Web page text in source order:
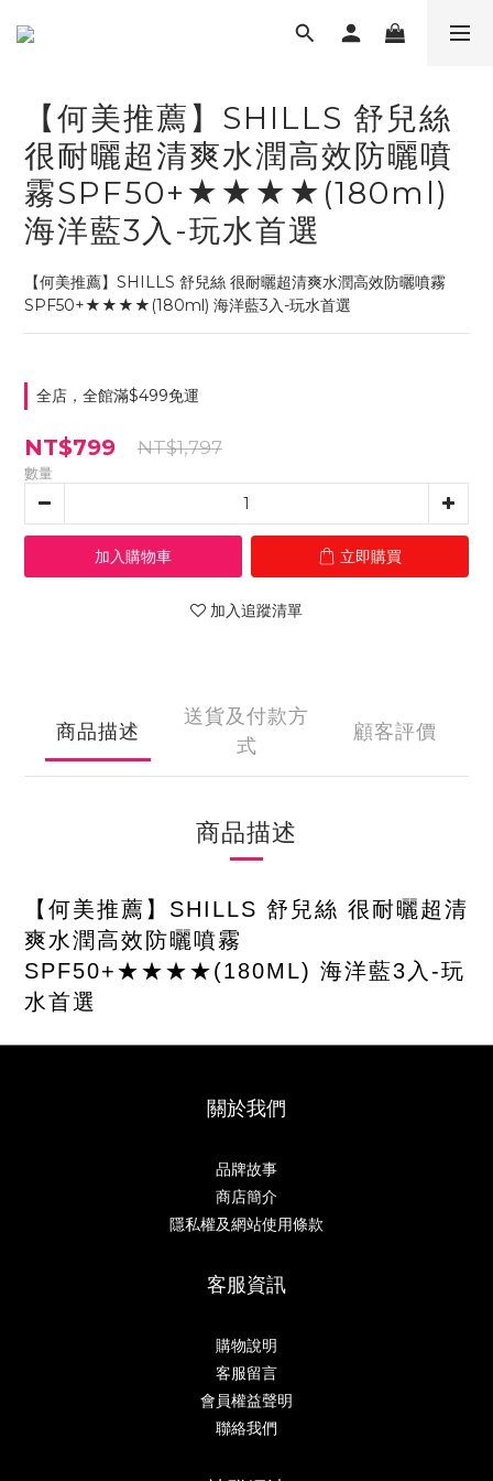
【何美推薦】SHILLS 舒兒絲
很耐曬超清爽水潤高效防曬噴
霧SPF50+★★★★(180ml)
海洋藍3入-玩水首選
【何美推薦】SHILLS 舒兒絲 很耐曬超清爽水潤高效防曬噴霧
SPF50+★★★★(180ml) 海洋藍3入-玩水首選
全店，全館滿$499免運
NT$799 NT$1,797
數量
加入購物車 立即購買
加入追蹤清單
商品描述
送貨及付款方
式
顧客評價
商品描述
【何美推薦】SHILLS 舒兒絲 很耐曬超清
爽水潤高效防曬噴霧
SPF50+★★★★(180ML) 海洋藍3入-玩
水首選
關於我們
品牌故事
商店簡介
隱私權及網站使用條款
客服資訊
購物說明
客服留言
會員權益聲明
聯絡我們